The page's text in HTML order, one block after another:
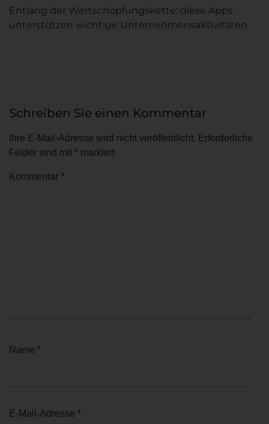
Entlang der Wertschöpfungskette: diese Apps
unterstützen wichtige Unternehmensaktivitäten.
Schreiben Sie einen Kommentar
Ihre E-Mail-Adresse wird nicht veröffentlicht. Erforderliche
Felder sind mit * markiert
Kommentar *
Name *
E-Mail-Adresse *